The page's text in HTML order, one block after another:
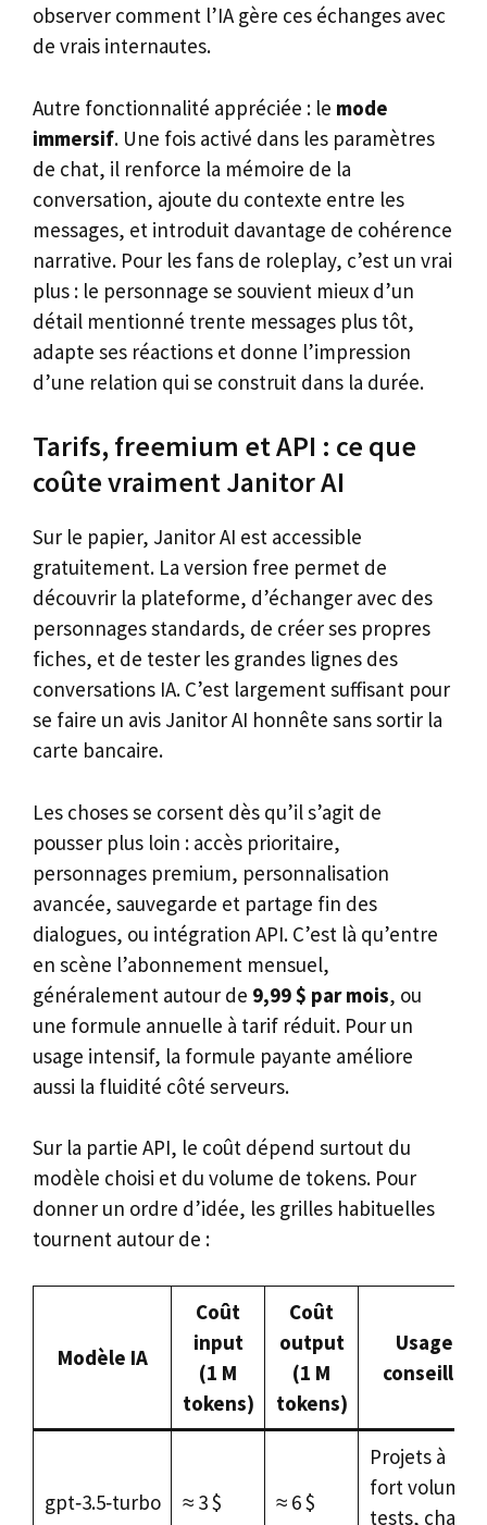
observer comment l’IA gère ces échanges avec
de vrais internautes.
Autre fonctionnalité appréciée : le mode
immersif. Une fois activé dans les paramètres
de chat, il renforce la mémoire de la
conversation, ajoute du contexte entre les
messages, et introduit davantage de cohérence
narrative. Pour les fans de roleplay, c’est un vrai
plus : le personnage se souvient mieux d’un
détail mentionné trente messages plus tôt,
adapte ses réactions et donne l’impression
d’une relation qui se construit dans la durée.
Tarifs, freemium et API : ce que
coûte vraiment Janitor AI
Sur le papier, Janitor AI est accessible
gratuitement. La version free permet de
découvrir la plateforme, d’échanger avec des
personnages standards, de créer ses propres
fiches, et de tester les grandes lignes des
conversations IA. C’est largement suffisant pour
se faire un avis Janitor AI honnête sans sortir la
carte bancaire.
Les choses se corsent dès qu’il s’agit de
pousser plus loin : accès prioritaire,
personnages premium, personnalisation
avancée, sauvegarde et partage fin des
dialogues, ou intégration API. C’est là qu’entre
en scène l’abonnement mensuel,
généralement autour de 9,99 $ par mois, ou
une formule annuelle à tarif réduit. Pour un
usage intensif, la formule payante améliore
aussi la fluidité côté serveurs.
Sur la partie API, le coût dépend surtout du
modèle choisi et du volume de tokens. Pour
donner un ordre d’idée, les grilles habituelles
tournent autour de :
Modèle IA
Coût
input
(1 M
tokens)
Coût
output
(1 M
tokens)
Usage
conseillé
gpt‑3.5‑turbo ≈ 3 $ ≈ 6 $
Projets à
fort volume,
tests, chat